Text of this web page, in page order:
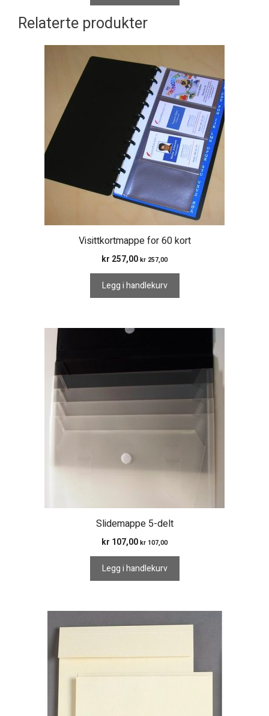
Relaterte produkter
Visittkortmappe for 60 kort
kr 257,00 kr 257,00
Legg i handlekurv
Slidemappe 5-delt
kr 107,00 kr 107,00
Legg i handlekurv